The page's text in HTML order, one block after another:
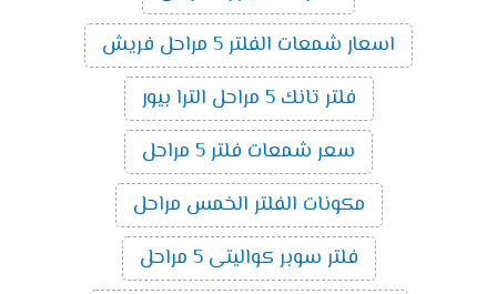
اسعار شمعات الفلتر 5 مراحل فريش
فلتر تانك 5 مراحل الترا بيور
سعر شمعات فلتر 5 مراحل
مكونات الفلتر الخمس مراحل
فلتر سوبر كواليتى 5 مراحل